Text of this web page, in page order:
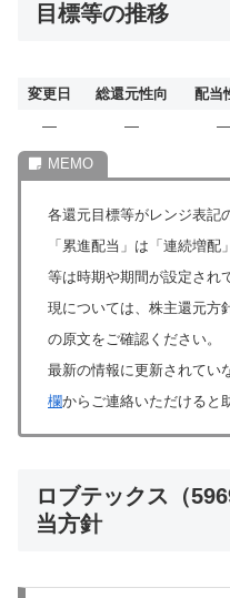
目標等の推移
変更日 総還元性向 配当
―
― ―
各還元目標等がレンジ表記
「累進配当」は「連続増
等は時期や期間が設定され
現については、株主還元方
の原文をご確認ください。
最新の情報に更新されてい
欄からご連絡いただけると
ロブテックス（
当方針